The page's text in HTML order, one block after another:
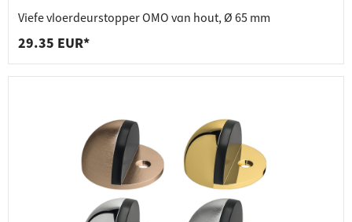
Viefe vloerdeurstopper OMO van hout, Ø 65 mm
29.35 EUR*